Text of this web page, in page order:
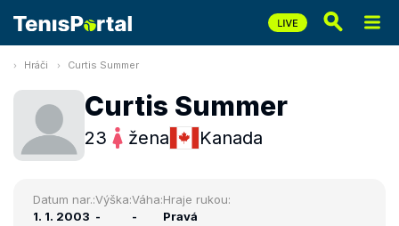
Hráči Curtis Summer
Curtis Summer
23 žena Kanada
Datum nar.:
1. 1. 2003
Výška:
-
Váha:
-
Hraje rukou:
Pravá